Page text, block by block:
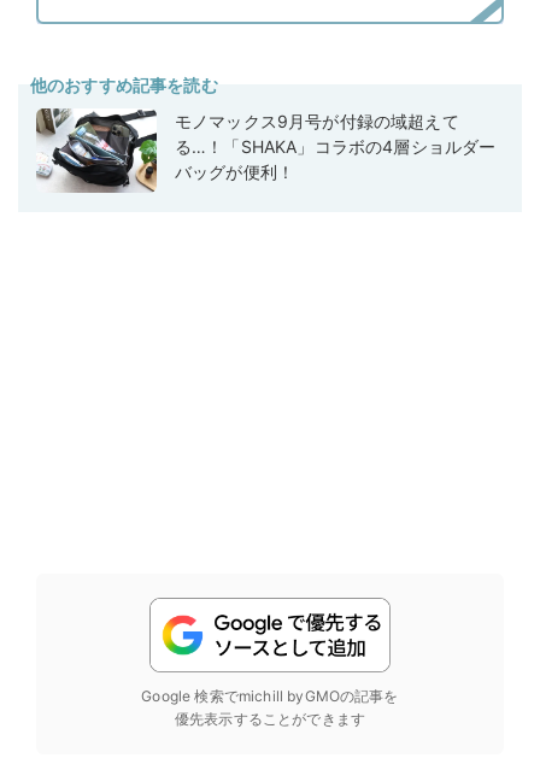
他のおすすめ記事を読む
モノマックス9月号が付録の域超えて
る…！「SHAKA」コラボの4層ショルダー
バッグが便利！
Google 検索でmichill byGMOの記事を
優先表示することができます